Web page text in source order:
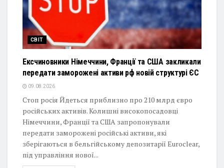
СВІТ
Ексчиновники Німеччини, Франції та США закликали
передати заморожені активи рф новій структурі ЄС
09.08.2026
Стоп росія Йдеться приблизно про 210 млрд євро
російських активів. Колишні високопосадовці
Німеччини, Франції та США запропонували
передати заморожені російські активи, які
зберігаються в бельгійському депозитарії Euroclear,
під управління нової...